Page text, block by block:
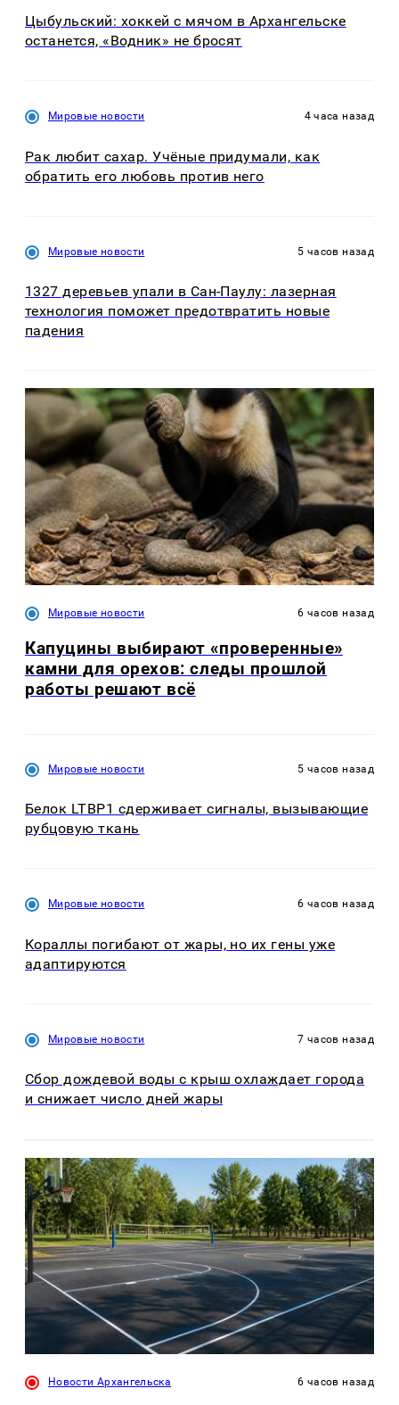
Цыбульский: хоккей с мячом в Архангельске
останется, «Водник» не бросят
Мировые новости 4 часа назад
Рак любит сахар. Учёные придумали, как
обратить его любовь против него
Мировые новости 5 часов назад
1327 деревьев упали в Сан-Паулу: лазерная
технология поможет предотвратить новые
падения
Мировые новости 6 часов назад
Капуцины выбирают «проверенные»
камни для орехов: следы прошлой
работы решают всё
Мировые новости 5 часов назад
Белок LTBP1 сдерживает сигналы, вызывающие
рубцовую ткань
Мировые новости 6 часов назад
Кораллы погибают от жары, но их гены уже
адаптируются
Мировые новости 7 часов назад
Сбор дождевой воды с крыш охлаждает города
и снижает число дней жары
Новости Архангельска 6 часов назад